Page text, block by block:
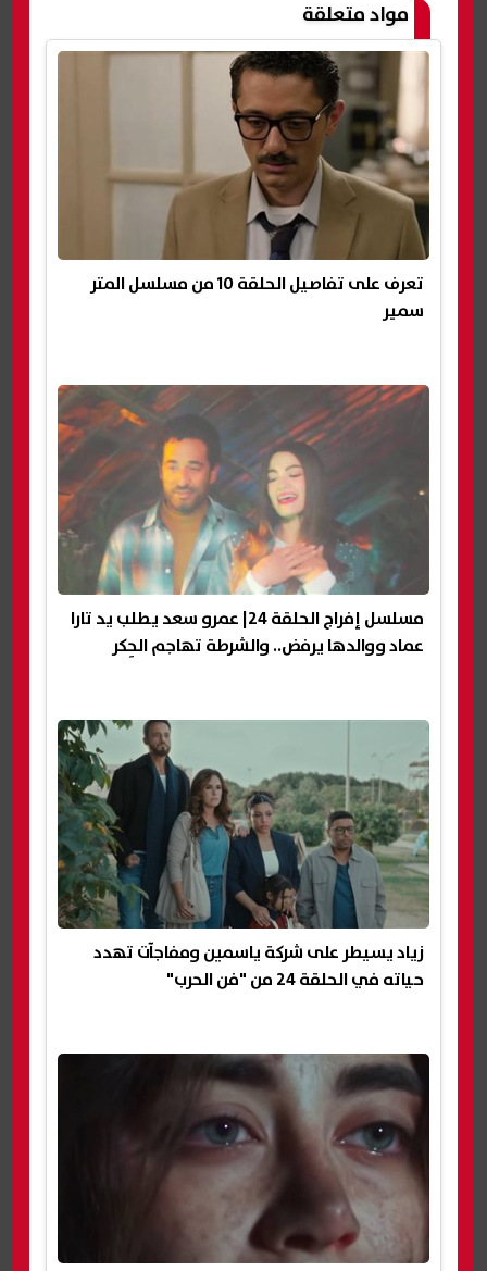
مواد متعلقة
تعرف على تفاصيل الحلقة 10 من مسلسل المتر
سمير
مسلسل إفراج الحلقة 24| عمرو سعد يطلب يد تارا
عماد ووالدها يرفض.. والشرطة تهاجم الحِكر
زياد يسيطر على شركة ياسمين ومفاجآت تهدد
حياته في الحلقة 24 من "فن الحرب"